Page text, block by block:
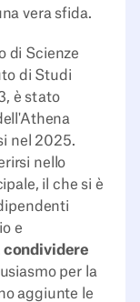
vera sfida.
di Scienze
di Studi
è stato
nel 2025.
nello
il che si è
e
condividere
per la
aggiunte le